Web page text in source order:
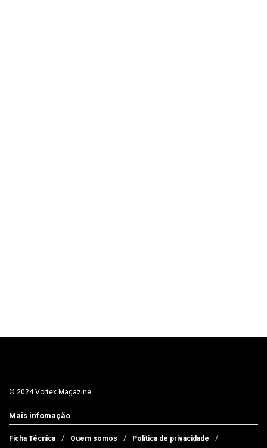
© 2024 Vortex Magazine
Mais infomação
Ficha Técnica Quem somos
Política de privacidade